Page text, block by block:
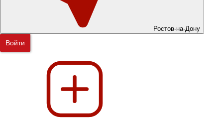
Ростов-на-Дону
Войти